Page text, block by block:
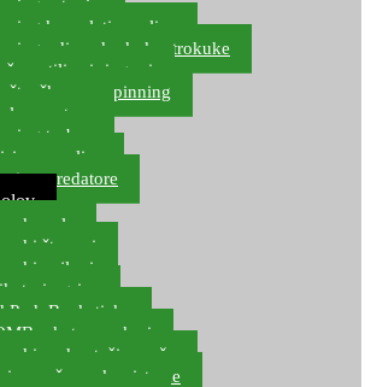
setovi
kompleti varalica
udice, dvokuke, trokuke
vrtilice i ringovi
škare za spinning
pastrve
torbe
za varalice
za predatore
role
štapovi
najloni
ugriza
Pod, Banksticks
rakete, markeri
podmetači, mreže
za šaranske sisteme